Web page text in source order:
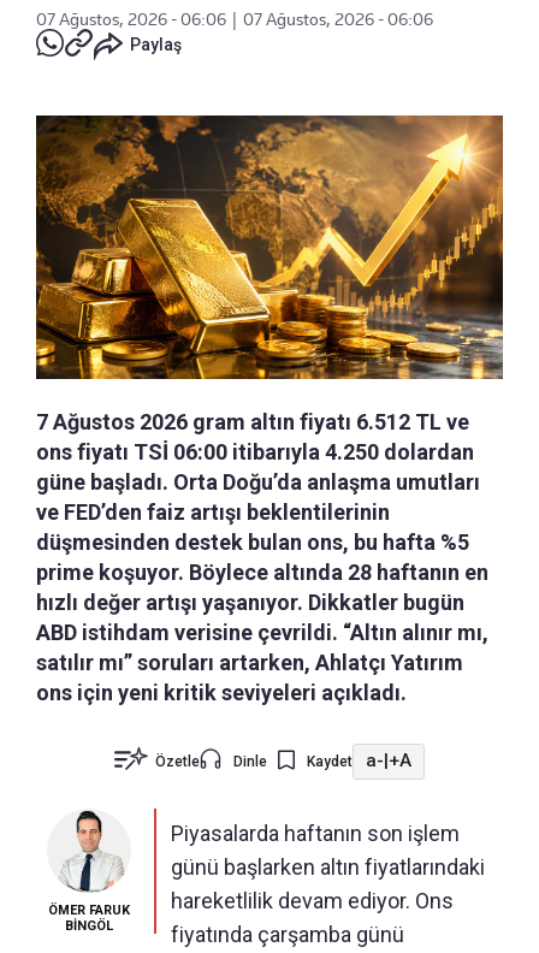
07 Ağustos, 2026 - 06:06
07 Ağustos, 2026 - 06:06
Paylaş
7 Ağustos 2026 gram altın fiyatı 6.512 TL ve
ons fiyatı TSİ 06:00 itibarıyla 4.250 dolardan
güne başladı. Orta Doğu’da anlaşma umutları
ve FED’den faiz artışı beklentilerinin
düşmesinden destek bulan ons, bu hafta %5
prime koşuyor. Böylece altında 28 haftanın en
hızlı değer artışı yaşanıyor. Dikkatler bugün
ABD istihdam verisine çevrildi. “Altın alınır mı,
satılır mı” soruları artarken, Ahlatçı Yatırım
ons için yeni kritik seviyeleri açıkladı.
Özetle Dinle Kaydet a-|+A
ÖMER FARUK
BİNGÖL
Piyasalarda haftanın son işlem
günü başlarken altın fiyatlarındaki
hareketlilik devam ediyor. Ons
fiyatında çarşamba günü